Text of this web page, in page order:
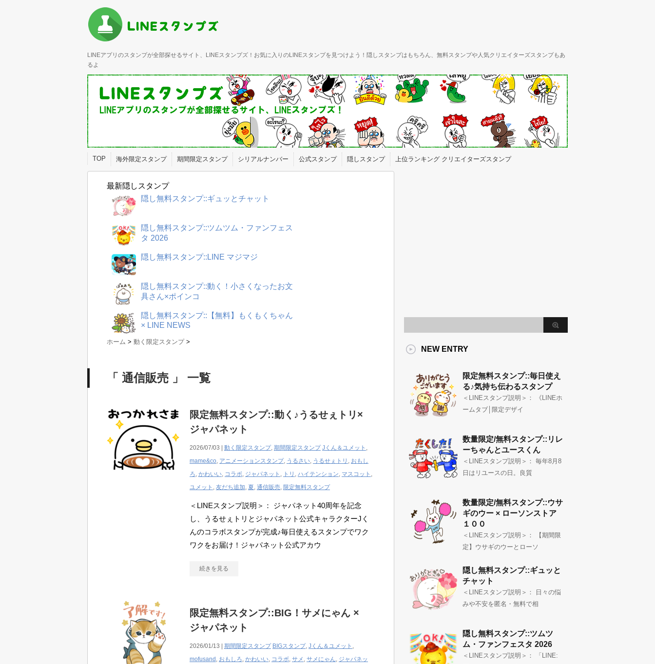
LINEアプリのスタンプが全部探せるサイト、LINEスタンプズ！お気に入りのLINEスタンプを見つけよう！隠しスタンプはもちろん、無料スタンプや人気クリエイターズスタンプもあ
るよ
TOP 海外限定スタンプ 期間限定スタンプ シリアルナンバー 公式スタンプ 隠しスタンプ 上位ランキング クリエイターズスタンプ
最新隠しスタンプ
隠し無料スタンプ::ギュッとチャット
隠し無料スタンプ::ツムツム・ファンフェス
タ 2026
隠し無料スタンプ::LINE マジマジ
隠し無料スタンプ::動く！小さくなったお文
具さん×ポインコ
隠し無料スタンプ::【無料】もくもくちゃん
× LINE NEWS
ホーム > 動く限定スタンプ >
「 通信販売 」 一覧
限定無料スタンプ::動く♪うるせぇトリ×
ジャパネット
2026/07/03 | 動く限定スタンプ, 期間限定スタンプ Jくん＆ユメット ,
mame&co, アニメーションスタンプ, うるさい, うるせぇトリ , おもし
ろ, かわいい, コラボ, ジャパネット , トリ , ハイテンション, マスコット ,
ユメット , 友だち追加, 夏, 通信販売, 限定無料スタンプ
＜LINEスタンプ説明＞： ジャパネット40周年を記念
し、うるせぇトリとジャパネット公式キャラクターJく
んのコラボスタンプが完成♪毎日使えるスタンプでワク
ワクをお届け！ジャパネット公式アカウ
続きを見る
限定無料スタンプ::BIG！サメにゃん ×
ジャパネット
2026/01/13 | 期間限定スタンプ BIGスタンプ, Jくん＆ユメット ,
mofusand , おもしろ, かわいい, コラボ, サメ , サメにゃん, ジャパネッ
NEW ENTRY
限定無料スタンプ::毎日使え
る♪気持ち伝わるスタンプ
＜LINEスタンプ説明＞： 《LINEホ
ームタブ│限定デザイ
数量限定/無料スタンプ::リレ
ーちゃんとユースくん
＜LINEスタンプ説明＞： 毎年8月8
日はリユースの日。良質
数量限定/無料スタンプ::ウサ
ギのウー × ローソンストア
１００
＜LINEスタンプ説明＞： 【期間限
定】ウサギのウーとローソ
隠し無料スタンプ::ギュッと
チャット
＜LINEスタンプ説明＞： 日々の悩
みや不安を匿名・無料で相
隠し無料スタンプ::ツムツ
ム・ファンフェスタ 2026
＜LINEスタンプ説明＞： 「LINE: